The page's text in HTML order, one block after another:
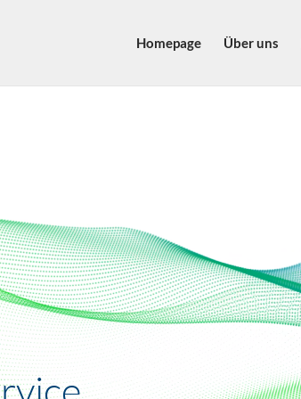
Homepage Über uns